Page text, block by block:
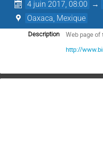
4 juin 2017, 08:00 →
Oaxaca, Mexique
Description
Web page of
http://